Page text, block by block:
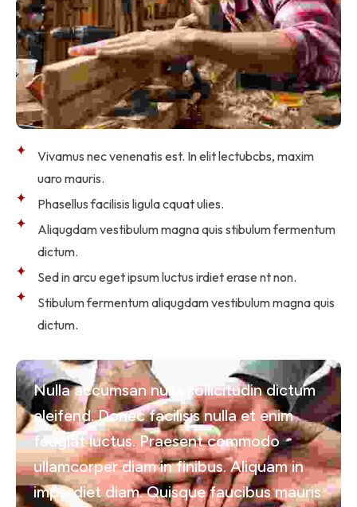
Vivamus nec venenatis est. In elit lectubcbs, maxim
uaro mauris.
Phasellus facilisis ligula cquat ulies.
Aliqugdam vestibulum magna quis stibulum fermentum
dictum.
Sed in arcu eget ipsum luctus irdiet erase nt non.
Stibulum fermentum aliqugdam vestibulum magna quis
dictum.
Nulla accumsan nulla sollicitudin dictum
eleifend. Donec facilisis nulla et enim
feugiat luctus. Praesent commodo
ullamcorper diam in finibus. Aliquam in
imperdiet diam. Quisque faucibus mauris